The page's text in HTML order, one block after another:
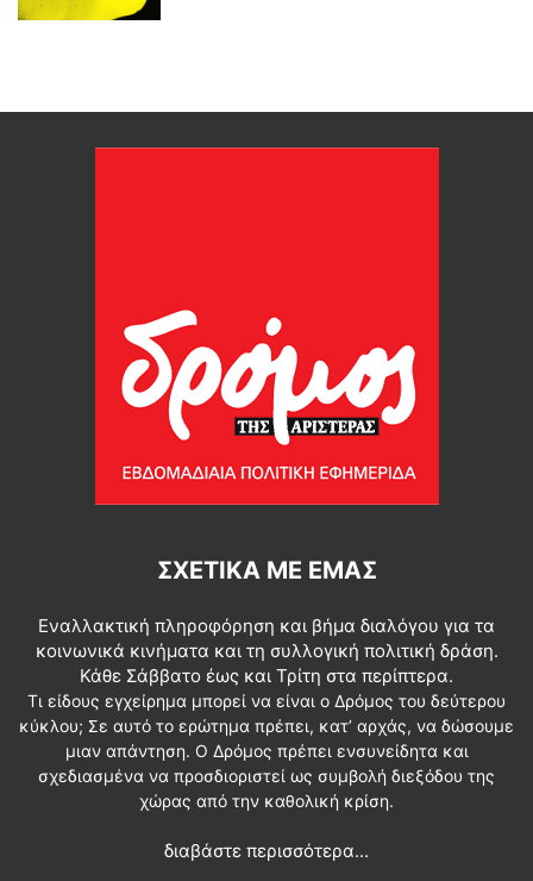
ΣΧΕΤΙΚΆ ΜΕ ΕΜΆΣ
Εναλλακτική πληροφόρηση και βήμα διαλόγου για τα
κοινωνικά κινήματα και τη συλλογική πολιτική δράση.
Κάθε Σάββατο έως και Τρίτη στα περίπτερα.
Τι είδους εγχείρημα μπορεί να είναι ο Δρόμος του δεύτερου
κύκλου; Σε αυτό το ερώτημα πρέπει, κατ’ αρχάς, να δώσουμε
μιαν απάντηση. Ο Δρόμος πρέπει ενσυνείδητα και
σχεδιασμένα να προσδιοριστεί ως συμβολή διεξόδου της
χώρας από την καθολική κρίση.
διαβάστε περισσότερα...